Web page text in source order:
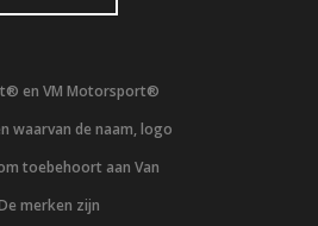
en VM Motorsport®
waarvan de naam, logo
toebehoort aan Van
merken zijn